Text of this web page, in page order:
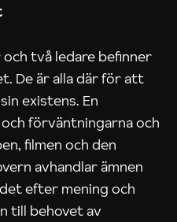
två ledare befinner
De är alla där för att
existens. En
förväntningarna och
filmen och den
avhandlar ämnen
efter mening och
till behovet av